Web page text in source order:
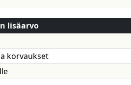
lisäarvo
korvaukset